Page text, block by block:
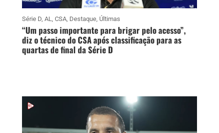
Série D, AL, CSA, Destaque, Últimas
“Um passo importante para brigar pelo acesso”,
diz o técnico do CSA após classificação para as
quartas de final da Série D